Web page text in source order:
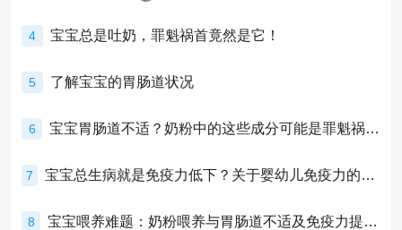
4 宝宝总是吐奶，罪魁祸首竟然是它！
5 了解宝宝的胃肠道状况
6 宝宝胃肠道不适？奶粉中的这些成分可能是罪魁祸首！
7 宝宝总生病就是免疫力低下？关于婴幼儿免疫力的真相，家长必须了解！
8 宝宝喂养难题：奶粉喂养与胃肠道不适及免疫力提升的奥秘